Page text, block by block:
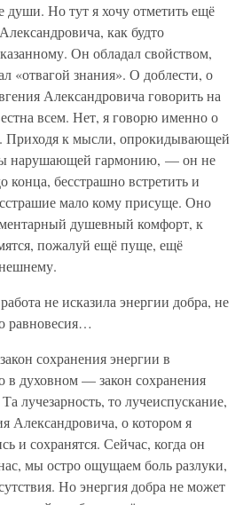
души. Но тут я хочу отметить ещё
как будто
Он обладал свойством,
«отвагой знания». О доблести, о
Александровича говорить на
всем. Нет, я говорю именно о
Приходя к мысли, опрокидывающей
нарушающей гармонию, — он не
конца, бесстрашно встретить и
мало кому присуще. Оно
душевный комфорт, к
пожалуй ещё пуще, ещё
не исказила энергии добра, не
равновесия…
сохранения энергии в
в духовном — закон сохранения
лучезарность, то лучеиспускание,
Александровича, о котором я
и сохранятся. Сейчас, когда он
мы остро ощущаем боль разлуки,
Но энергия добра не может